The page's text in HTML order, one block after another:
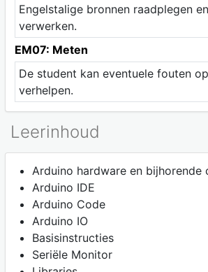
Engelstalige bronnen raadplegen
verwerken.
EM07: Meten
De student kan eventuele fouten
verhelpen.
Leerinhoud
Arduino hardware en bijhorende
Arduino IDE
Arduino Code
Arduino IO
Basisinstructies
Seriële Monitor